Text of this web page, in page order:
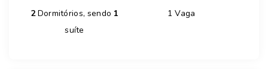
2Dormitórios, sendo 1
suíte
1 Vaga